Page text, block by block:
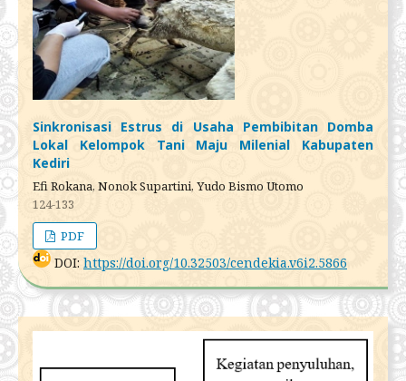
Sinkronisasi Estrus di Usaha Pembibitan Domba
Lokal Kelompok Tani Maju Milenial Kabupaten
Kediri
Efi Rokana, Nonok Supartini, Yudo Bismo Utomo
124-133
PDF
DOI: https://doi.org/10.32503/cendekia.v6i2.5866